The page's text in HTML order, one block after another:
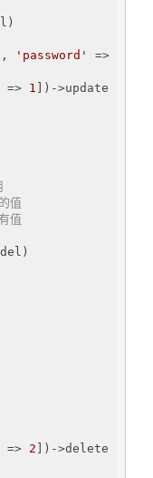
, 'password'
=> 1 ])->update
值
值
=> 2 ])->delete